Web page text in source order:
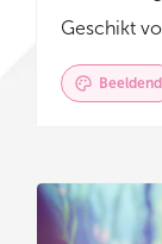
Geschikt
Beeldend